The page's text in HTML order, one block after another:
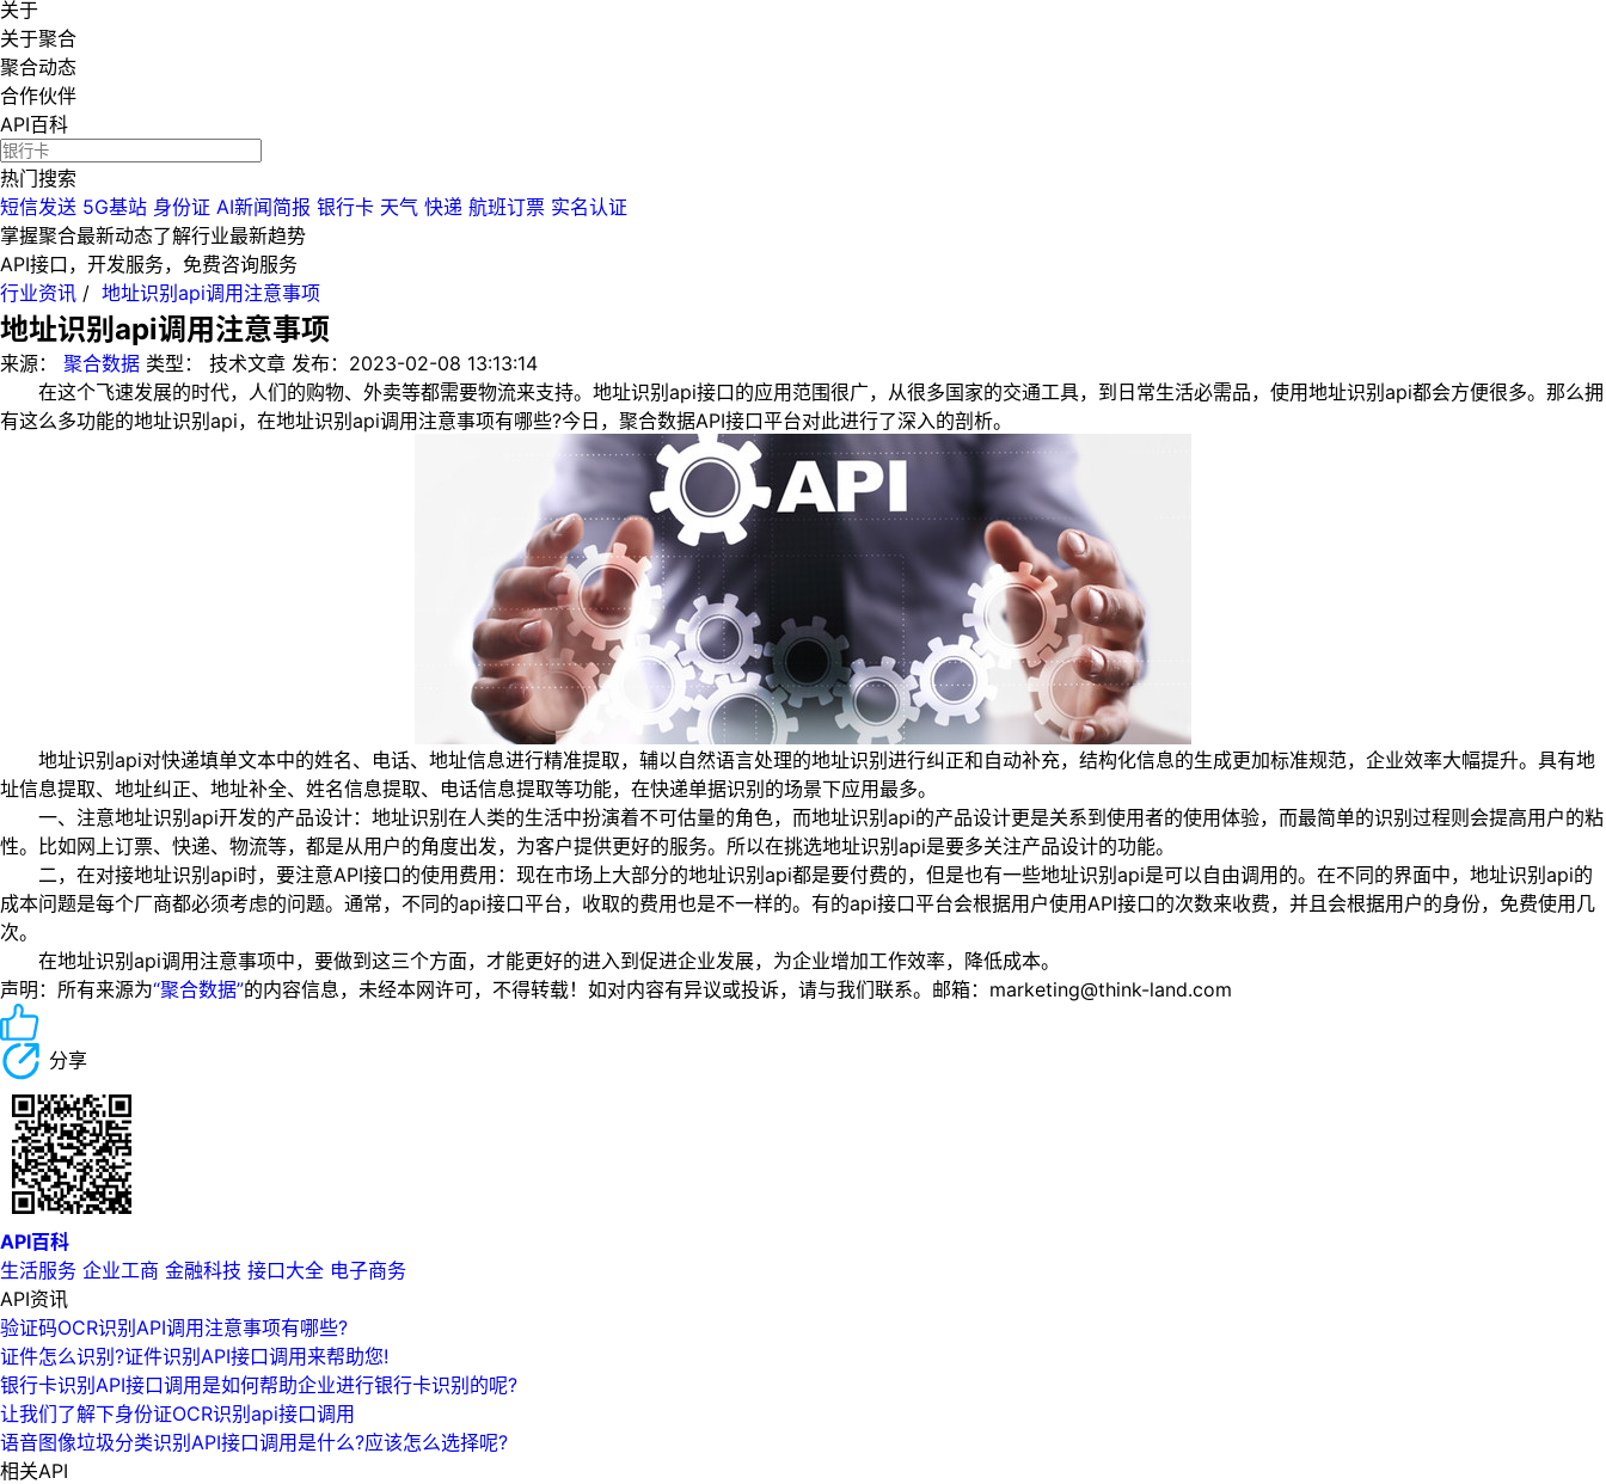
关于
关于聚合
聚合动态
合作伙伴
API百科
热门搜索
短信发送 5G基站 身份证 AI新闻简报 银行卡 天气 快递 航班订票 实名认证
掌握聚合最新动态了解行业最新趋势
API接口，开发服务，免费咨询服务
行业资讯 / 地址识别api调用注意事项
地址识别api调用注意事项
来源： 聚合数据 类型： 技术文章 发布： 2023-02-08 13:13:14
在这个飞速发展的时代，人们的购物、外卖等都需要物流来支持。地址识别api接口的应用范围很广，从很多国家的交通工具，到日常生活必需品，使用地址识别api都会方便很多。那么拥
有这么多功能的地址识别api，在地址识别api调用注意事项有哪些?今日，聚合数据API接口平台对此进行了深入的剖析。
地址识别api对快递填单文本中的姓名、电话、地址信息进行精准提取，辅以自然语言处理的地址识别进行纠正和自动补充，结构化信息的生成更加标准规范，企业效率大幅提升。具有地
址信息提取、地址纠正、地址补全、姓名信息提取、电话信息提取等功能，在快递单据识别的场景下应用最多。
一、注意地址识别api开发的产品设计：地址识别在人类的生活中扮演着不可估量的角色，而地址识别api的产品设计更是关系到使用者的使用体验，而最简单的识别过程则会提高用户的粘
性。比如网上订票、快递、物流等，都是从用户的角度出发，为客户提供更好的服务。所以在挑选地址识别api是要多关注产品设计的功能。
二，在对接地址识别api时，要注意API接口的使用费用：现在市场上大部分的地址识别api都是要付费的，但是也有一些地址识别api是可以自由调用的。在不同的界面中，地址识别api的
成本问题是每个厂商都必须考虑的问题。通常，不同的api接口平台，收取的费用也是不一样的。有的api接口平台会根据用户使用API接口的次数来收费，并且会根据用户的身份，免费使用几
次。
在地址识别api调用注意事项中，要做到这三个方面，才能更好的进入到促进企业发展，为企业增加工作效率，降低成本。
声明：所有来源为“聚合数据”的内容信息，未经本网许可，不得转载！如对内容有异议或投诉，请与我们联系。邮箱：marketing@think-land.com
分享
API百科
生活服务 企业工商 金融科技 接口大全 电子商务
API资讯
验证码OCR识别API调用注意事项有哪些?
证件怎么识别?证件识别API接口调用来帮助您!
银行卡识别API接口调用是如何帮助企业进行银行卡识别的呢?
让我们了解下身份证OCR识别api接口调用
语音图像垃圾分类识别API接口调用是什么?应该怎么选择呢?
相关API